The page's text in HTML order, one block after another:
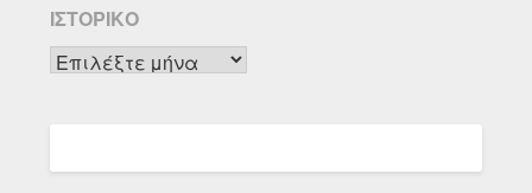
ΙΣΤΟΡΙΚΌ
Ιστορικό